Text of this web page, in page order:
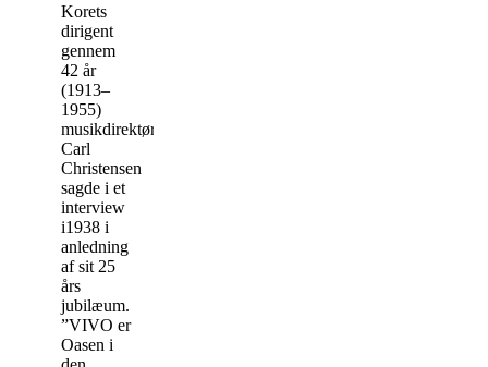
Korets
dirigent
gennem
42 år
(1913–
1955)
musikdirektør
Carl
Christensen
sagde i et
interview
i1938 i
anledning
af sit 25
års
jubilæum.
”VIVO er
Oasen i